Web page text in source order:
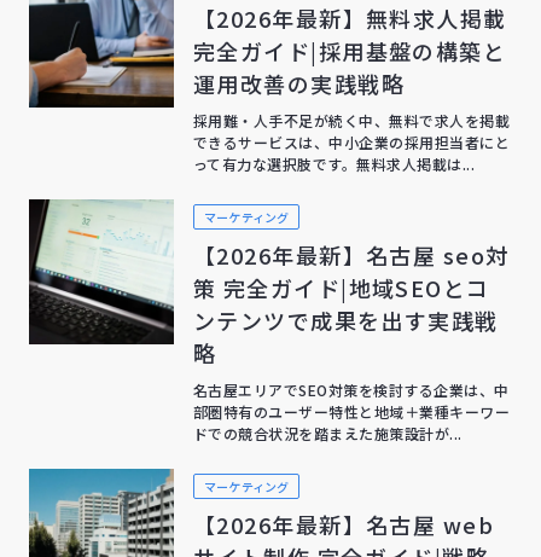
【2026年最新】無料求人掲載
完全ガイド|採用基盤の構築と
運用改善の実践戦略
採用難・人手不足が続く中、無料で求人を掲載
できるサービスは、中小企業の採用担当者にと
って有力な選択肢です。無料求人掲載は...
マーケティング
【2026年最新】名古屋 seo対
策 完全ガイド|地域SEOとコ
ンテンツで成果を出す実践戦
略
名古屋エリアでSEO対策を検討する企業は、中
部圏特有のユーザー特性と地域＋業種キーワー
ドでの競合状況を踏まえた施策設計が...
マーケティング
【2026年最新】名古屋 web